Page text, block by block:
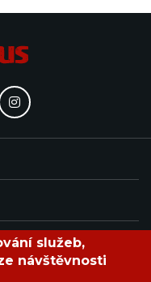
služeb,
návštěvnosti